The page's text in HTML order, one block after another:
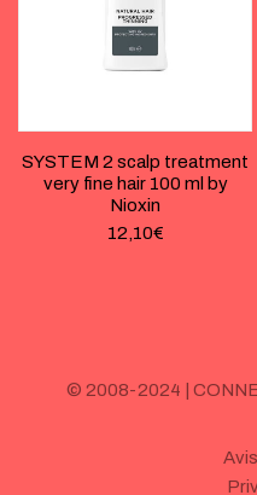
SYSTEM 2 scalp treatment
very fine hair 100 ml by
Nioxin
12,10€
© 2008-2024 |